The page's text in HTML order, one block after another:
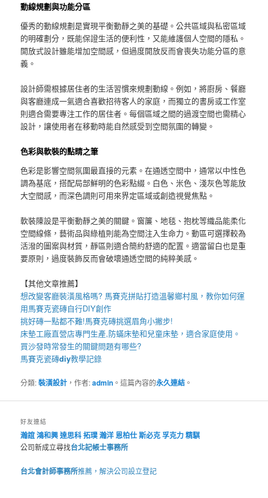
動線規劃與功能分區
優秀的動線規劃是實現平衡動靜之美的基礎。公共區域與私密區域
的明確劃分，既能保證生活的便利性，又能維護個人空間的隱私。
開放式設計雖能增加空間感，但過度開放反而會喪失功能分區的意
義。
設計師需根據居住者的生活習慣來規劃動線。例如，將廚房、餐廳
與客廳連成一氣適合喜歡招待客人的家庭，而獨立的書房或工作室
則適合需要專注工作的居住者。每個區域之間的過渡空間也需精心
設計，讓使用者在移動時能自然感受到空間氛圍的轉變。
色彩與軟裝的點睛之筆
色彩是影響空間氛圍最直接的元素。在通透空間中，通常以中性色
調為基底，搭配局部鮮明的色彩點綴。白色、米色、淺灰色等能放
大空間感，而深色調則可用來界定區域或創造視覺焦點。
軟裝陳設是平衡動靜之美的關鍵。窗簾、地毯、抱枕等織品能柔化
空間線條，藝術品與綠植則能為空間注入生命力。動區可選擇較為
活潑的圖案與材質，靜區則適合簡約舒適的配置。適當留白也是重
要原則，過度裝飾反而會破壞通透空間的純粹美感。
【其他文章推薦】
想改變客廳裝潢風格嗎? 馬賽克拼貼打造溫馨鄉村風，教你如何運
用馬賽克瓷磚自行DIY創作
挑好磚一點都不難!馬賽克磚挑選眉角小撇步!
床墊工廠直營店專門生產,防蟎床墊和兒童床墊 ，適合家庭使用。
買沙發時常發生的關鍵問題有哪些?
馬賽克瓷磚diy教學記錄
分類:裝潢設計 ，作者:admin 。這篇內容的永久連結 。
好友連結
瀚誼鴻和興達思科拓璞瀚洋恩柏仕斯必克孚克力精騏
公司新成立尋找台北記帳士事務所
台北會計師事務所推薦，解決公司設立登記